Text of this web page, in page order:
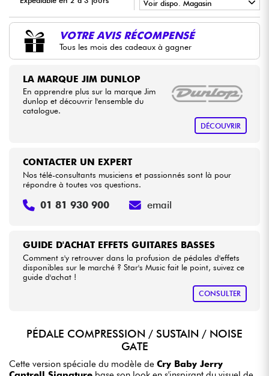
Eveil Musical
Câbles & Access.
Packs
Voir dispo. Magasin
•
VOTRE AVIS RÉCOMPENSÉ
Tous les mois des cadeaux à gagner
LA MARQUE JIM DUNLOP
En apprendre plus sur la marque Jim
dunlop et découvrir l'ensemble du
catalogue.
DÉCOUVRIR
GUIDE D'ACHAT EFFETS GUITARES BASSES
Comment s'y retrouver dans la profusion de pédales d'effets
disponibles sur le marché ? Star's Music fait le point, suivez ce
guide d'achat !
CONSULTER
CONTACTER UN EXPERT
Nos télé-consultants musiciens et passionnés sont là pour
répondre à toutes vos questions.
01 81 930 900 email
PÉDALE COMPRESSION / SUSTAIN / NOISE
GATE
Cette version spéciale du modèle de Cry Baby Jerry